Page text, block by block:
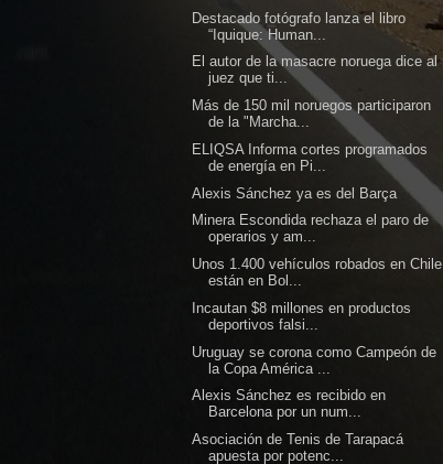
Destacado fotógrafo lanza el libro
“Iquique: Human...
El autor de la masacre noruega dice al
juez que ti...
Más de 150 mil noruegos participaron
de la "Marcha...
ELIQSA Informa cortes programados
de energía en Pi...
Alexis Sánchez ya es del Barça
Minera Escondida rechaza el paro de
operarios y am...
Unos 1.400 vehículos robados en Chile
están en Bol...
Incautan $8 millones en productos
deportivos falsi...
Uruguay se corona como Campeón de
la Copa América ...
Alexis Sánchez es recibido en
Barcelona por un num...
Asociación de Tenis de Tarapacá
apuesta por potenc...